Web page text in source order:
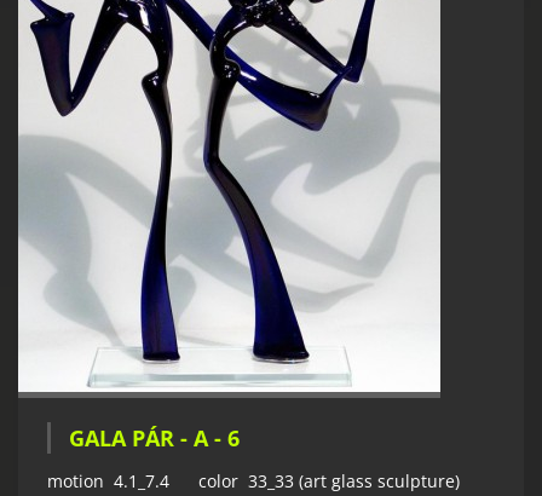
GALA PÁR - A - 6
motion 4.1_7.4 color 33_33 (art glass sculpture)